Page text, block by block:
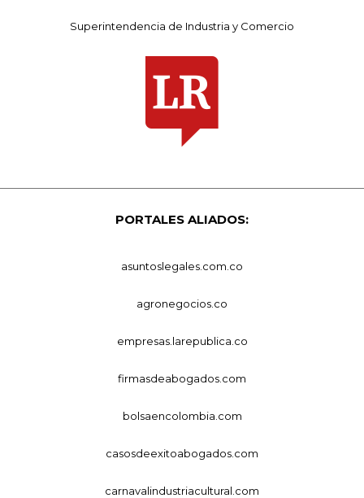
Superintendencia de Industria y Comercio
PORTALES ALIADOS:
asuntoslegales.com.co
agronegocios.co
empresas.larepublica.co
firmasdeabogados.com
bolsaencolombia.com
casosdeexitoabogados.com
carnavalindustriacultural.com